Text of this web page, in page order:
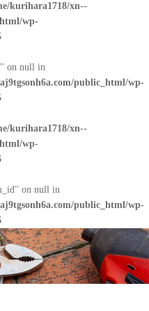
kurihara1718/xn--
wp-
on null in
public_html/wp-
kurihara1718/xn--
wp-
on null in
public_html/wp-